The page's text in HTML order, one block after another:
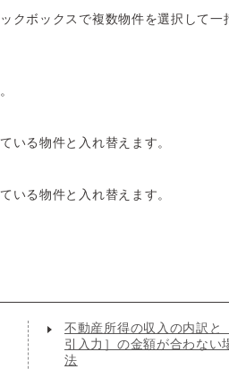
クボックスで複数物件を選択して一
いる物件と入れ替えます。
いる物件と入れ替えます。
不動産所得の収入の内訳と
引入力］の金額が合わない
法